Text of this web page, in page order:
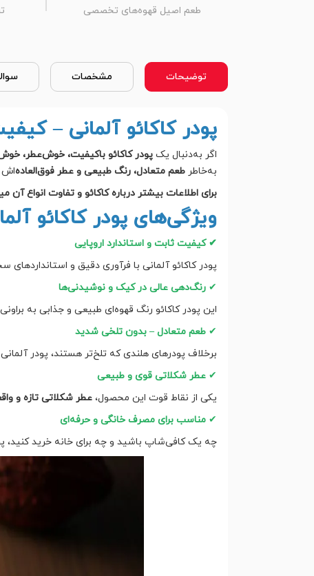
طعم اصیل قهوه‌های تخصصی
توضیحات مشخصات
پودر کاکائو آلمانی –
اگر به‌دنبال یک پودر کاکائو باکیفیت، خوش‌عطر،
به‌خاطر طعم متعادل، رنگ طبیعی و عطر فوق‌العاده‌اش
برای اطلاعات بیشتر درباره کاکائو و تفاوت انواع آن
ویژگی‌های پودر کاکائو
✔ کیفیت ثابت و استاندارد اروپایی
پودر کاکائو آلمانی با فرآوری دقیق و
✔ رنگ‌دهی عالی در کیک و نوشیدنی‌ها
این پودر کاکائو رنگ قهوه‌ای طبیعی و جذابی به
✔ طعم متعادل – بدون تلخی شدید
برخلاف پودرهای هلندی که تلخ‌تر هستند، پودر آلمانی
✔ عطر شکلاتی قوی و طبیعی
یکی از نقاط قوت این محصول، عطر شکلاتی تازه و
✔ مناسب برای مصرف خانگی و حرفه‌ای
چه یک کافی‌شاپ باشید و چه برای خانه خرید کنید،